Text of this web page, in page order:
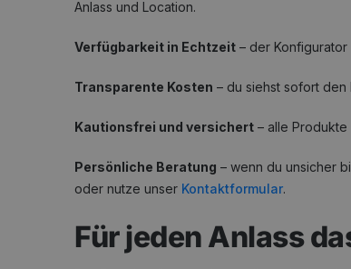
Anlass und Location.
Verfügbarkeit in Echtzeit – der
Transparente Kosten – du siehst sofort
Kautionsfrei und versichert – alle
Persönliche Beratung – wenn du unsicher
oder nutze unser Kontaktformular.
Für jeden Anlass